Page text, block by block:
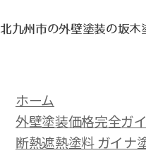
北九州市の外壁塗装の坂木
ホーム
外壁塗装価格完全ガ
断熱遮熱塗料 ガイナ